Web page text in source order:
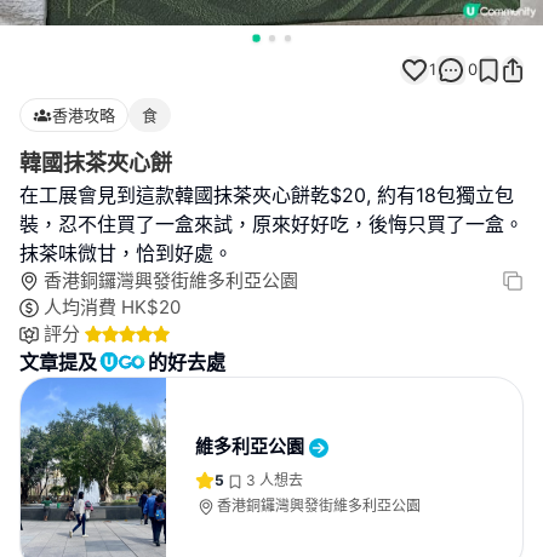
1 0
香港攻略 食
韓國抹茶夾心餅
在工展會見到這款韓國抹茶夾心餅乾$20, 約有18包獨立包
裝，忍不住買了一盒來試，原來好好吃，後悔只買了一盒。
抹茶味微甘，恰到好處。
香港銅鑼灣興發街維多利亞公園
人均消費 HK$20
評分
文章提及 的好去處
維多利亞公園
5 3 人想去
香港銅鑼灣興發街維多利亞公園